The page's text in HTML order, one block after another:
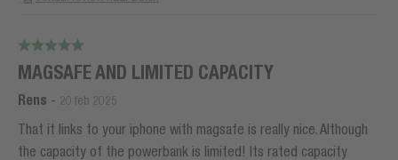
MAGSAFE AND LIMITED CAPACITY
Rens - 20 feb 2025
That it links to your iphone with magsafe is really nice. Although
the capacity of the powerbank is limited! Its rated capacity